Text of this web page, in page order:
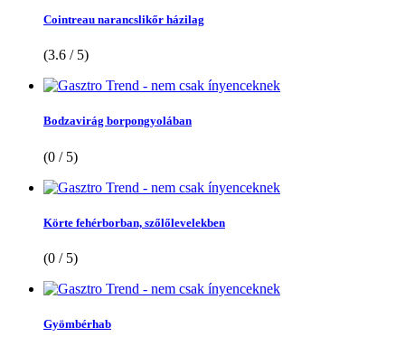
Cointreau narancslikőr házilag
(3.6 / 5)
Bodzavirág borpongyolában
(0 / 5)
Körte fehérborban, szőlőlevelekben
(0 / 5)
Gyömbérhab